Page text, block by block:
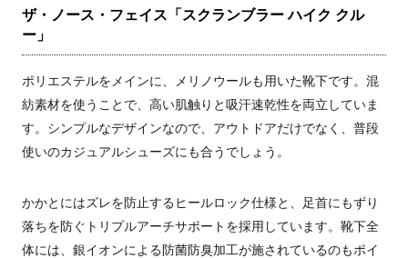
ザ・ノース・フェイス「スクランブラー ハイク クル
ー」
ポリエステルをメインに、メリノウールも用いた靴下です。混
紡素材を使うことで、高い肌触りと吸汗速乾性を両立していま
す。シンプルなデザインなので、アウトドアだけでなく、普段
使いのカジュアルシューズにも合うでしょう。
かかとにはズレを防止するヒールロック仕様と、足首にもずり
落ちを防ぐトリプルアーチサポートを採用しています。靴下全
体には、銀イオンによる防菌防臭加工が施されているのもポイ